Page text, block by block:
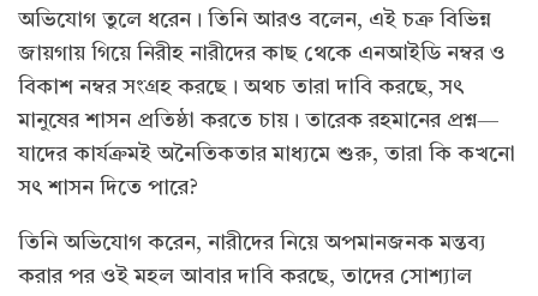
অভিযোগ তুলে ধরেন। তিনি আরও বলেন, এই চক্র বিভিন্ন
জায়গায় গিয়ে নিরীহ নারীদের কাছ থেকে এনআইডি নম্বর ও
বিকাশ নম্বর সংগ্রহ করছে। অথচ তারা দাবি করছে, সৎ
মানুষের শাসন প্রতিষ্ঠা করতে চায়। তারেক রহমানের প্রশ্ন—
যাদের কার্যক্রমই অনৈতিকতার মাধ্যমে শুরু, তারা কি কখনো
সৎ শাসন দিতে পারে?
তিনি অভিযোগ করেন, নারীদের নিয়ে অপমানজনক মন্তব্য
করার পর ওই মহল আবার দাবি করছে, তাদের সোশ্যাল